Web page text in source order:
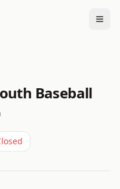
Baseball